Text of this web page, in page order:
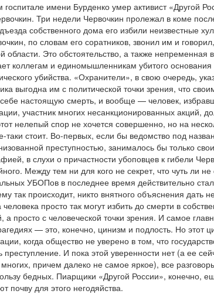
госпитале имени Бурденко умер активист «Другой
Три недели Червочкин пролежал в коме
собственного дома его избили неизвестные
по словам его соратников, звонил им и
Это обстоятельство, а также непременная
коллегам и единомышленникам убитого основания
убийства. «Охранители», в свою очередь,
выгодна им с политической точки зрения, что
настоящую смерть, и вообще — человек,
участник многих несанкционированных акций,
нелепый спор не хочется совершенно, но на
таки стоит. Во-первых, если бы ведомство под
преступностью, занималось бы только
в слухи о причастности убоповцев к гибели
Между тем ни для кого не секрет, что чуть ли
УБОПов в последнее время действительно
так происходит, никто внятного объяснения дать
просто так могут избить до смерти в
просто с человеческой точки зрения. И самое
— это, конечно, цинизм и подлость. Но этот
когда общество не уверено в том, что
И пока этой уверенности нет (а ее
причем далеко не самое яркое), все
бедных. Пиарщики «Другой России», конечно,
почву для этого негодяйства.